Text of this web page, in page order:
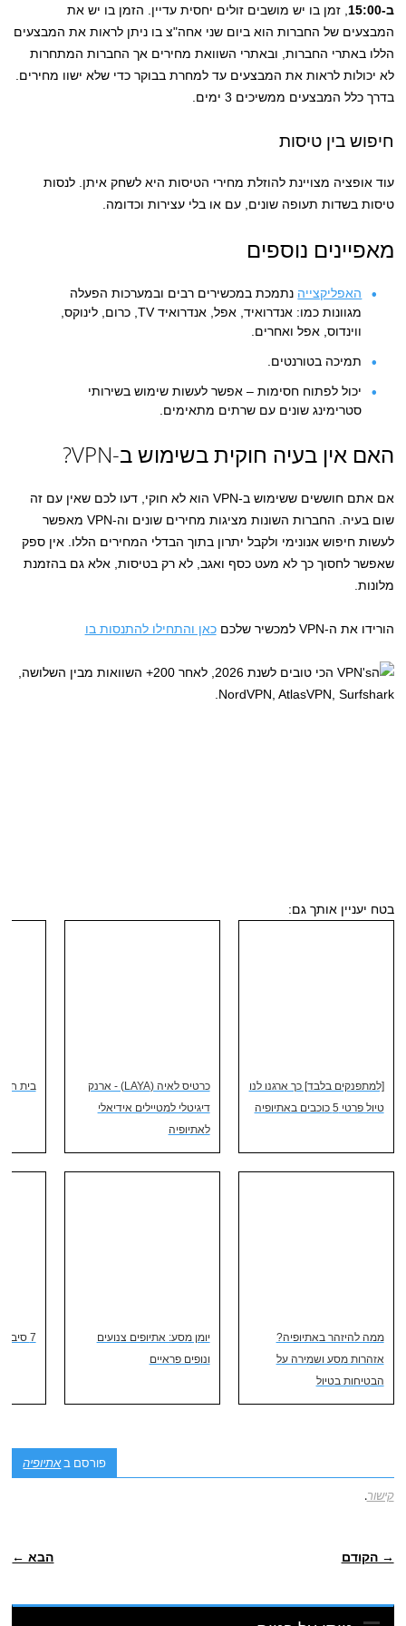
ב-15:00
, זמן בו יש מושבים זולים יחסית עדיין. הזמן בו יש את
המבצעים של החברות הוא ביום שני אחה"צ בו ניתן לראות את המבצעים
הללו באתרי החברות, ובאתרי השוואת מחירים אך החברות המתחרות
לא יכולות לראות את המבצעים עד למחרת בבוקר כדי שלא ישוו מחירים.
בדרך כלל המבצעים ממשיכים 3 ימים.
חיפוש בין טיסות
עוד אופציה מצויינת להוזלת מחירי הטיסות היא לשחק איתן. לנסות
טיסות בשדות תעופה שונים, עם או בלי עצירות וכדומה.
מאפיינים נוספים
האפליקצייה נתמכת במכשירים רבים ובמערכות הפעלה
מגוונות כמו: אנדרואיד, אפל, אנדרואיד TV, כרום, לינוקס,
ווינדוס, אפל ואחרים.
תמיכה בטורנטים.
יכול לפתוח חסימות – אפשר לעשות שימוש בשירותי
סטרימינג שונים עם שרתים מתאימים.
האם אין בעיה חוקית בשימוש ב-VPN?
אם אתם חוששים ששימוש ב-VPN הוא לא חוקי, דעו לכם שאין עם זה
שום בעיה. החברות השונות מציגות מחירים שונים וה-VPN מאפשר
לעשות חיפוש אנונימי ולקבל יתרון בתוך הבדלי המחירים הללו. אין ספק
שאפשר לחסוך כך לא מעט כסף ואגב, לא רק בטיסות, אלא גם בהזמנת
מלונות.
הורידו את ה-VPN למכשיר שלכם כאן והתחילו להתנסות בו
בטח יעניין אותך גם:
[למתפנקים בלבד] כך ארגנו לנו
טיול פרטי 5 כוכבים באתיופיה
כרטיס לאיה (LAYA) - ארנק
דיגיטלי למטיילים אידיאלי
לאתיופיה
בית
ממה להיזהר באתיופיה?
אזהרות מסע ושמירה על
הבטיחות בטיול
יומן מסע: אתיופים צנועים
ונופים פראיים
7 סיבות לבקר באתיופיה
פורסם באתיופיה
קישור.
→ הקודם הבא ←